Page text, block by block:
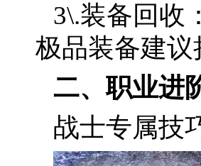
3\.装备回收
极品装备建
二、职业进
战士专属技